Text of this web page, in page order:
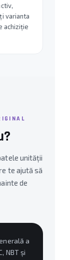
varianta
achiziție
unității
te ajută să
de
a
NBT și